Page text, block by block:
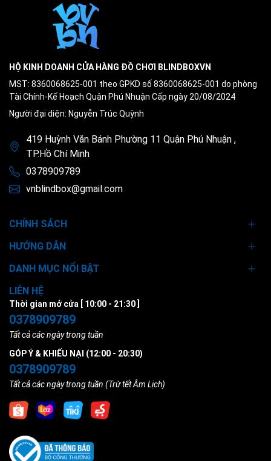
HỘ KINH DOANH CỬA HÀNG ĐỒ CHƠI BLINDBOXVN
MST: 8360068625-001 theo GPKD số 8360068625-001 do phòng
Tài Chính-Kế Hoạch Quận Phú Nhuận Cấp ngày 20/08/2024
Người đại diện: Nguyễn Trúc Quỳnh
419 Huỳnh Văn Bánh Phường 11 Quận Phú Nhuận ,
TP.Hồ Chí Minh
0378909789
vnblindbox@gmail.com
CHÍNH SÁCH
HƯỚNG DẪN
DANH MỤC NỔI BẬT
LIÊN HỆ
Thời gian mở cửa [ 10:00 - 21:30 ]
0378909789
Tất cả các ngày trong tuần
GÓP Ý & KHIẾU NẠI (12:00 - 20:30)
0378909789
Tất cả các ngày trong tuần (Trừ tết Âm Lịch)